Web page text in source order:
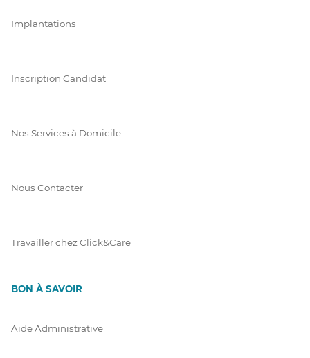
Implantations
Inscription Candidat
Nos Services à Domicile
Nous Contacter
Travailler chez Click&Care
BON À SAVOIR
Aide Administrative